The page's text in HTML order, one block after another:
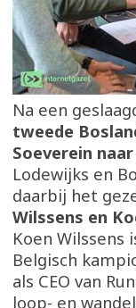
Na een
tweede
Soeverein
Lodewijks en
daarbij het
Wilssens en
Koen
Belgisch
als CEO van
loop- en